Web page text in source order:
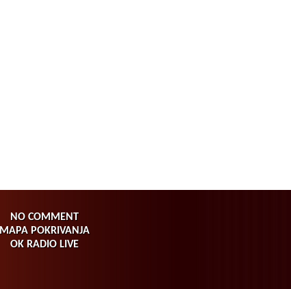
NO COMMENT
MAPA POKRIVANJA
OK RADIO LIVE